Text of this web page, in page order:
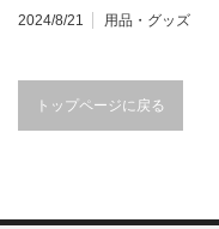
2024/8/21 用品・グッズ
トップページに戻る